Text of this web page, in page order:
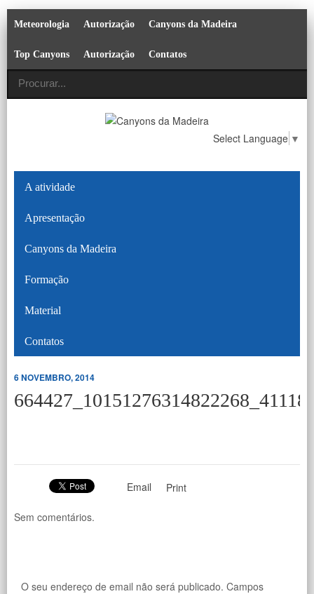
Meteorologia Autorização Canyons da Madeira
Top Canyons Autorização Contatos
Select Language ▼
A atividade
Apresentação
Canyons da Madeira
Formação
Material
Contatos
6 NOVEMBRO, 2014
Email Print
Sem comentários.
O seu endereço de email não será publicado. Campos